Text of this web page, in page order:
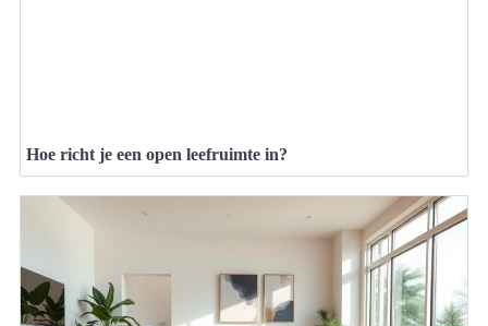
Hoe richt je een open leefruimte in?